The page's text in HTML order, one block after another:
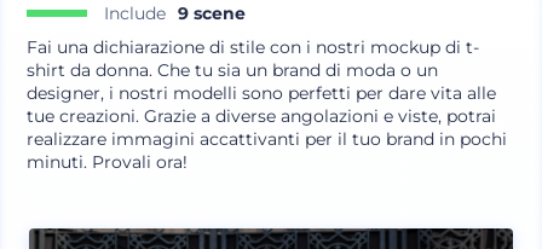
Include 9 scene
Fai una dichiarazione di stile con i nostri mockup di t-
shirt da donna. Che tu sia un brand di moda o un
designer, i nostri modelli sono perfetti per dare vita alle
tue creazioni. Grazie a diverse angolazioni e viste, potrai
realizzare immagini accattivanti per il tuo brand in pochi
minuti. Provali ora!